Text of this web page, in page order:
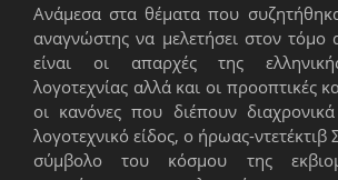
Ανάμεσα στα θέματα που
αναγνώστης να μελετήσει στον τόμο
είναι οι απαρχές της
λογοτεχνίας αλλά και οι προοπτικές
οι κανόνες που διέπουν
λογοτεχνικό είδος, ο ήρωας-
σύμβολο του κόσμου της